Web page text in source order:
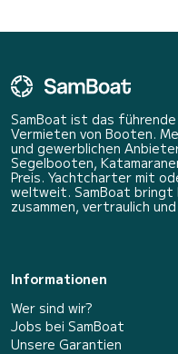
SamBoat ist das
Vermieten von Booten.
und gewerblichen
Segelbooten,
Preis. Yachtcharter mit
weltweit. SamBoat
zusammen, vertraulich
Informationen
Wer sind wir?
Jobs bei SamBoat
Unsere Garantien